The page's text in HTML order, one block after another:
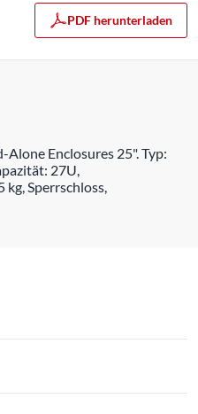
PDF herunterladen
Enclosures 25". Typ:
27U,
Sperrschloss,